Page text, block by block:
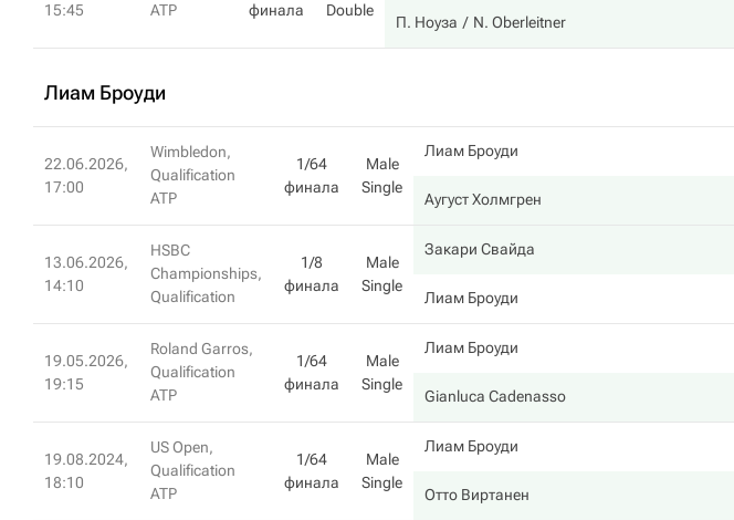
15:45
ATP
финала
Double
П. Ноуза N. Oberleitner
Лиам Броуди
22.06.2026,
17:00
Wimbledon,
Qualification
ATP
1/64
финала
Male
Single
Лиам Броуди
Аугуст Холмгрен
13.06.2026,
14:10
HSBC
Championships,
Qualification
1/8
финала
Male
Single
Закари Свайда
Лиам Броуди
19.05.2026,
19:15
Roland Garros,
Qualification
ATP
1/64
финала
Male
Single
Лиам Броуди
Gianluca Cadenasso
19.08.2024,
18:10
US Open,
Qualification
ATP
1/64
финала
Male
Single
Лиам Броуди
Отто Виртанен